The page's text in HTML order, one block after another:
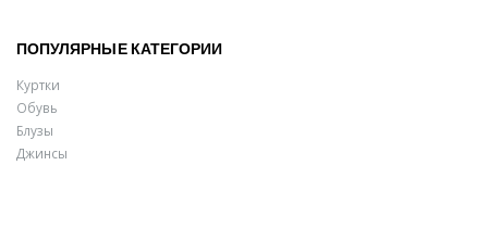
ПОПУЛЯРНЫЕ КАТЕГОРИИ
Куртки
Обувь
Блузы
Джинсы